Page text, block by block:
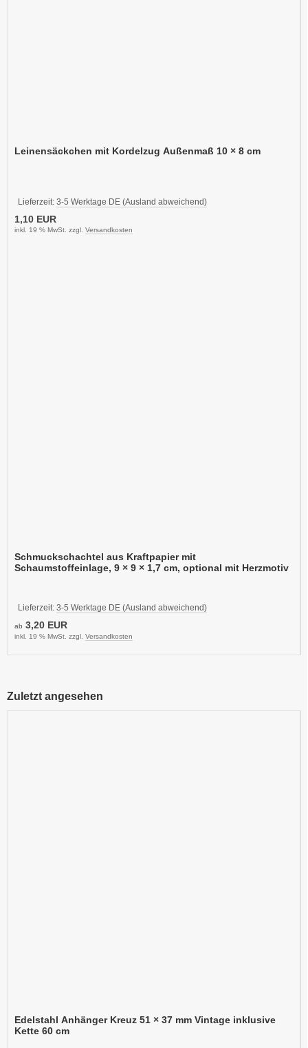
Leinensäckchen mit Kordelzug Außenmaß 10 × 8 cm
Lieferzeit: 3-5 Werktage DE (Ausland abweichend)
1,10 EUR
inkl. 19 % MwSt. zzgl. Versandkosten
Schmuckschachtel aus Kraftpapier mit
Schaumstoffeinlage, 9 × 9 × 1,7 cm, optional mit Herzmotiv
Lieferzeit: 3-5 Werktage DE (Ausland abweichend)
ab 3,20 EUR
inkl. 19 % MwSt. zzgl. Versandkosten
Zuletzt angesehen
Edelstahl Anhänger Kreuz 51 × 37 mm Vintage inklusive
Kette 60 cm